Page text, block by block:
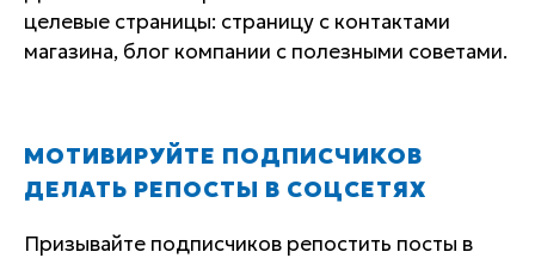
целевые страницы: страницу с контактами
магазина, блог компании с полезными советами.
МОТИВИРУЙТЕ ПОДПИСЧИКОВ
ДЕЛАТЬ РЕПОСТЫ В СОЦСЕТЯХ
Призывайте подписчиков репостить посты в